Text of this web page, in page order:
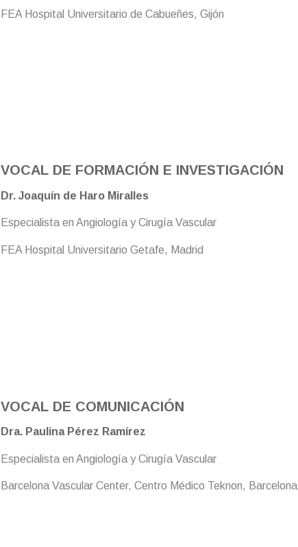
FEA Hospital Universitario de Cabueñes, Gijón
VOCAL DE FORMACIÓN E INVESTIGACIÓN
Dr. Joaquín de Haro Miralles
Especialista en Angiología y Cirugía Vascular
FEA Hospital Universitario Getafe, Madrid
VOCAL DE COMUNICACIÓN
Dra. Paulina Pérez Ramírez
Especialista en Angiología y Cirugía Vascular
Barcelona Vascular Center, Centro Médico Teknon, Barcelona